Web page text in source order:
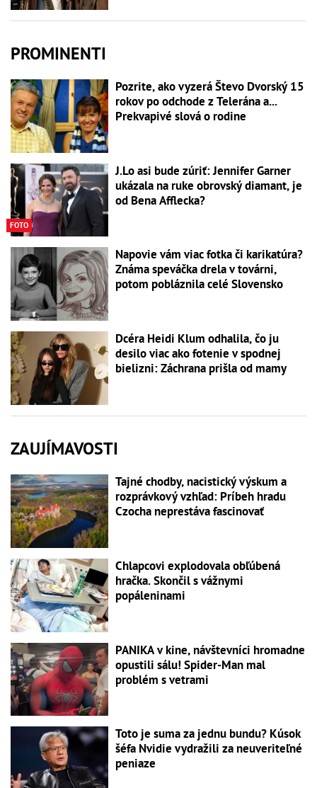
PROMINENTI
Pozrite, ako vyzerá Števo Dvorský 15
rokov po odchode z Telerána a...
Prekvapivé slová o rodine
FOTO
J.Lo asi bude zúriť: Jennifer Garner
ukázala na ruke obrovský diamant, je
od Bena Afflecka?
Napovie vám viac fotka či karikatúra?
Známa speváčka drela v továrni,
potom pobláznila celé Slovensko
Dcéra Heidi Klum odhalila, čo ju
desilo viac ako fotenie v spodnej
bielizni: Záchrana prišla od mamy
ZAUJÍMAVOSTI
Tajné chodby, nacistický výskum a
rozprávkový vzhľad: Príbeh hradu
Czocha neprestáva fascinovať
Chlapcovi explodovala obľúbená
hračka. Skončil s vážnymi
popáleninami
PANIKA v kine, návštevníci hromadne
opustili sálu! Spider-Man mal
problém s vetrami
Toto je suma za jednu bundu? Kúsok
šéfa Nvidie vydražili za neuveriteľné
peniaze